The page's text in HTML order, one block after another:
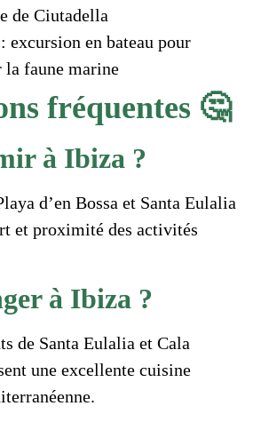
de Ciutadella
excursion en bateau pour
la faune marine
fréquentes 🤔
à Ibiza ?
d’en Bossa et Santa Eulalia
et proximité des activités
à Ibiza ?
de Santa Eulalia et Cala
une excellente cuisine